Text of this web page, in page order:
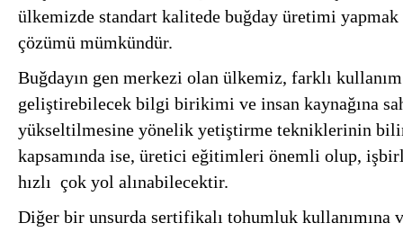
ülkemizde standart kalitede buğday üretimi
çözümü mümkündür.
Buğdayın gen merkezi olan ülkemiz, farklı
geliştirebilecek bilgi birikimi ve insan kaynağına
yükseltilmesine yönelik yetiştirme tekniklerinin
kapsamında ise, üretici eğitimleri önemli olup,
hızlı çok yol alınabilecektir.
Diğer bir unsurda sertifikalı tohumluk kullanımına